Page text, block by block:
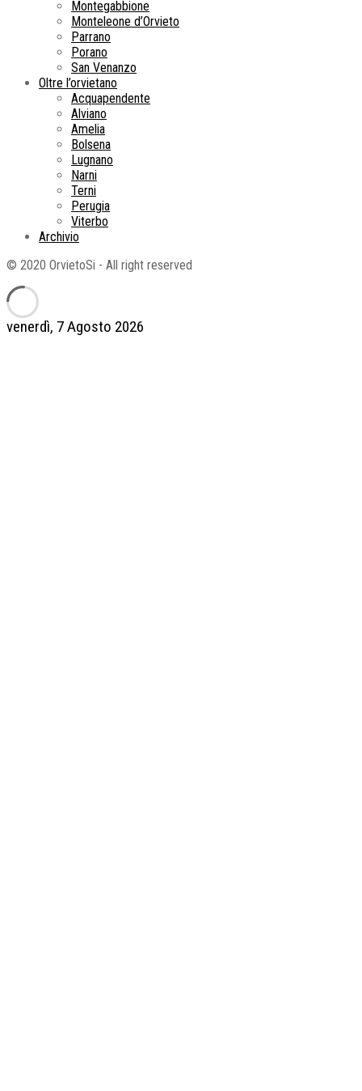
venerdì, 7 Agosto 2026
Montegabbione
Monteleone d’Orvieto
Parrano
Porano
San Venanzo
Oltre l’orvietano
Acquapendente
Alviano
Amelia
Bolsena
Lugnano
Narni
Terni
Perugia
Viterbo
Archivio
© 2020 OrvietoSi - All right reserved